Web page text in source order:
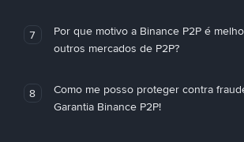
7
Por que motivo a Binance P2P é
outros mercados de P2P?
8
Como me posso proteger contra
Garantia Binance P2P!